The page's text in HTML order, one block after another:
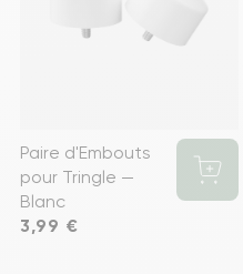
Paire d'Embouts
pour Tringle —
Blanc
Prix
3,99 €